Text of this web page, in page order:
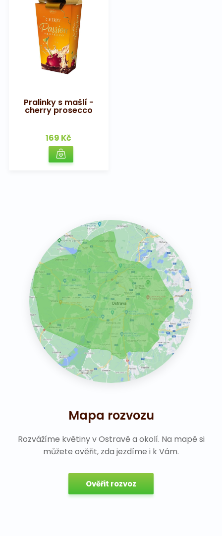
Pralinky s mašlí -
cherry prosecco
169 Kč
Mapa rozvozu
Rozvážíme květiny v Ostravě a okolí. Na mapě si
můžete ověřit, zda jezdíme i k Vám.
Ověřit rozvoz